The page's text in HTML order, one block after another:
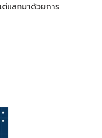
ต่แลกมาด้วยการ